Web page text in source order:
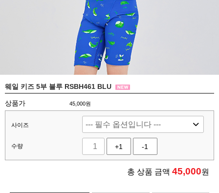
웨일 키즈 5부 블루 RSBH461 BLU
상품가 45,000원
사이즈
수량 +1 -1
총 상품 금액 45,000원